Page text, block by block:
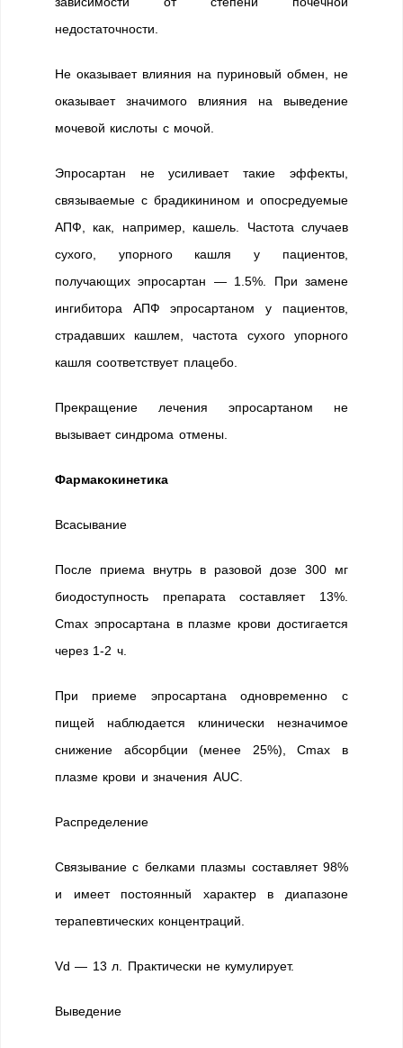
недостаточности.
Не оказывает влияния на пуриновый обмен, не
оказывает значимого влияния на выведение
мочевой кислоты с мочой.
Эпросартан не усиливает такие эффекты,
связываемые с брадикинином и опосредуемые
АПФ, как, например, кашель. Частота случаев
сухого, упорного кашля у пациентов,
получающих эпросартан — 1.5%. При замене
ингибитора АПФ эпросартаном у пациентов,
страдавших кашлем, частота сухого упорного
кашля соответствует плацебо.
Прекращение лечения эпросартаном не
вызывает синдрома отмены.
Фармакокинетика
Всасывание
После приема внутрь в разовой дозе 300 мг
биодоступность препарата составляет 13%.
Cmax эпросартана в плазме крови достигается
через 1-2 ч.
При приеме эпросартана одновременно с
пищей наблюдается клинически незначимое
снижение абсорбции (менее 25%), Cmax в
плазме крови и значения AUC.
Распределение
Связывание с белками плазмы составляет 98%
и имеет постоянный характер в диапазоне
терапевтических концентраций.
Vd — 13 л. Практически не кумулирует.
Выведение